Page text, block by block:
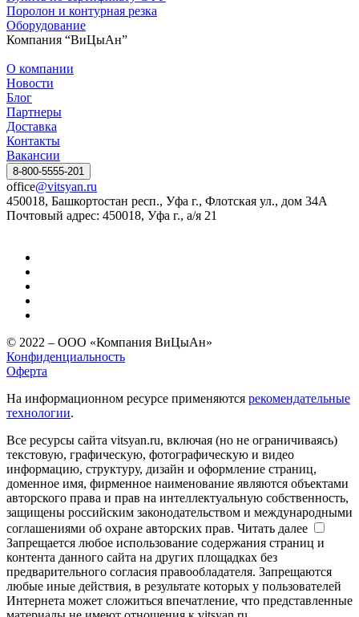
Поролон и контурная резка
Оборудование
Компания “ВиЦыАн”
О компании
Новости
Блог
Партнеры
Доставка
Контакты
Вакансии
8-800-5555-201
office@vitsyan.ru
450018, Башкортостан респ., Уфа г., Флотская ул., дом 34А
Почтовый адрес: 450018, Уфа г., а/я 21
© 2022 – ООО «Компания ВиЦыАн»
Конфиденциальность
Оферта
На информационном ресурсе применяются рекомендательные
технологии.
Все ресурсы сайта vitsyan.ru, включая (но не ограничиваясь)
текстовую, графическую, фотографическую и видео
информацию, структуру, дизайн и оформление страниц,
доменное имя, фирменное наименование являются объектами
авторского права и прав на интеллектуальную собственность,
защищены российским законодательством и международными
соглашениями об охране авторских прав. Читать далее
Запрещается любое использование содержания страниц и
контента данного сайта на других площадках без
предварительного согласия правообладателя. Запрещаются
любые иные действия, в результате которых у пользователей
Интернета может сложиться впечатление, что представленные